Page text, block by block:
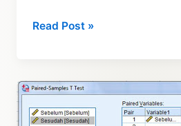
Penjelasan
Koreksi
Yates
Read Post »